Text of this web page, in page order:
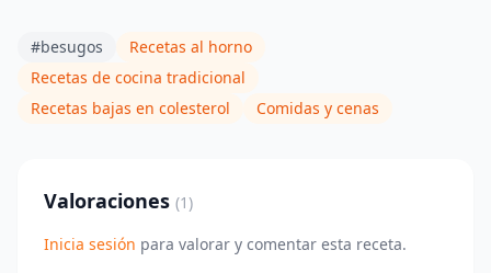
#besugos
Recetas al horno
Recetas de cocina tradicional
Recetas bajas en colesterol
Comidas y cenas
Valoraciones (1)
Inicia sesión para valorar y comentar esta receta.